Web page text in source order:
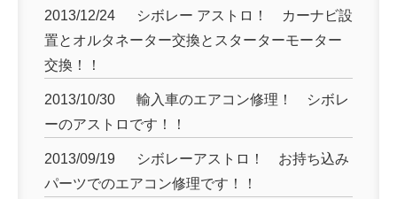
2013/12/24
シボレー アストロ！ カーナビ設
置とオルタネーター交換とスターターモーター
交換！！
2013/10/30
輸入車のエアコン修理！ シボレ
ーのアストロです！！
2013/09/19
シボレーアストロ！ お持ち込み
パーツでのエアコン修理です！！